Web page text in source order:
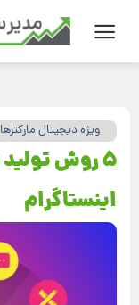
ویژه دیجیتال مارکترها
5 روش
اینستاگرام